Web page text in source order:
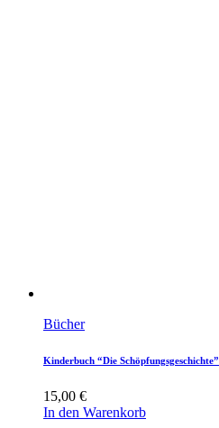
Bücher
Kinderbuch “Die Schöpfungsgeschichte”
15,00 €
In den Warenkorb